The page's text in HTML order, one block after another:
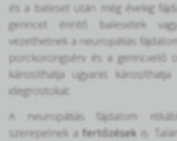
és a baleset után még évekig
gerincet érintő balesetek
vezethetnek a neuropátiás
porckorongsérv és a gerincvelő
károsíthatja ugyanis
idegrostokat.
A neuropátiás fájdalom
szerepelnek afertőzések is.